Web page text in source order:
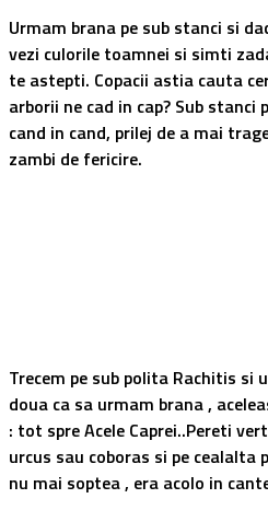
Urmam brana pe sub stanci si
vezi culorile toamnei si simti
te astepti. Copacii astia cauta
arborii ne cad in cap? Sub stanci
cand in cand, prilej de a mai
zambi de fericire.
Trecem pe sub polita Rachitis si
doua ca sa urmam brana ,
: tot spre Acele Caprei..Pereti
urcus sau coboras si pe
nu mai soptea , era acolo in